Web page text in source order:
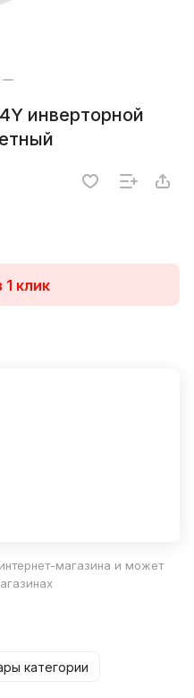
инверторной
1 клик
магазина и может
категории